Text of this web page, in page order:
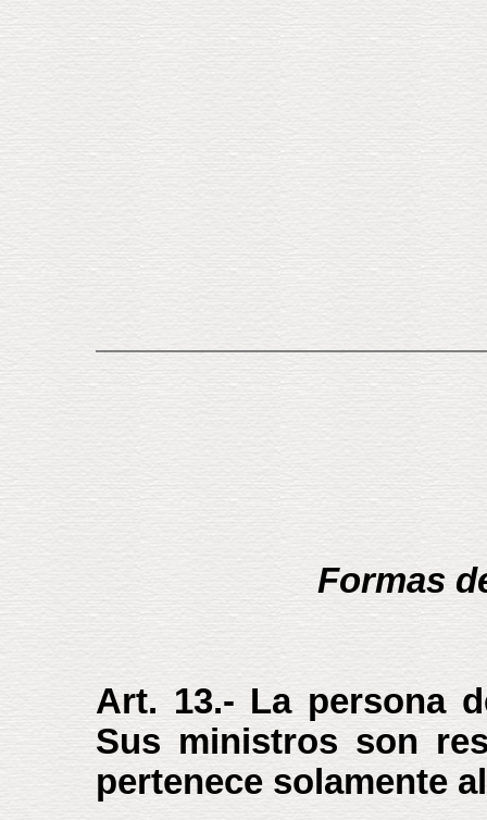
Formas
Art. 13.- La persona
Sus ministros son
pertenece solamente